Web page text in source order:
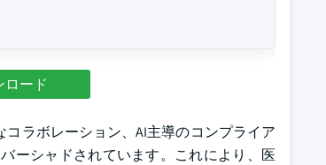
ロード
ラボレーション、AI主導のコンプライア
ーシャドされています。これにより、医